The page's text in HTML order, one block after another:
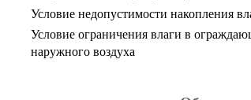
Условие недопустимости накопления
Условие ограничения влаги в
наружного воздуха